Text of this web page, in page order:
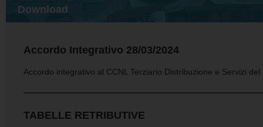
Download
Accordo Integrativo 28/03/2024
Accordo integrativo al CCNL Terziario Distribuzione e Servizi
TABELLE RETRIBUTIVE